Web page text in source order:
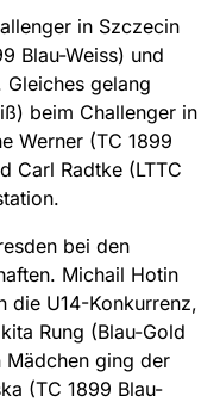
in Szczecin
Blau-Weiss) und
gelang
beim Challenger in
Werner (TC 1899
Carl Radtke (LTTC
bei den
Michail Hotin
die U14-Konkurrenz,
Rung (Blau-Gold
Mädchen ging der
(TC 1899 Blau-